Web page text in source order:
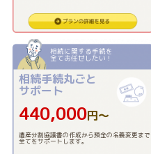
相続に関する手続を
全てお任せしたい！
相続手続丸ごと
サポート
440,000円〜
遺産分割協議書の作成から預金の名義変更まで
全てをサポートします。